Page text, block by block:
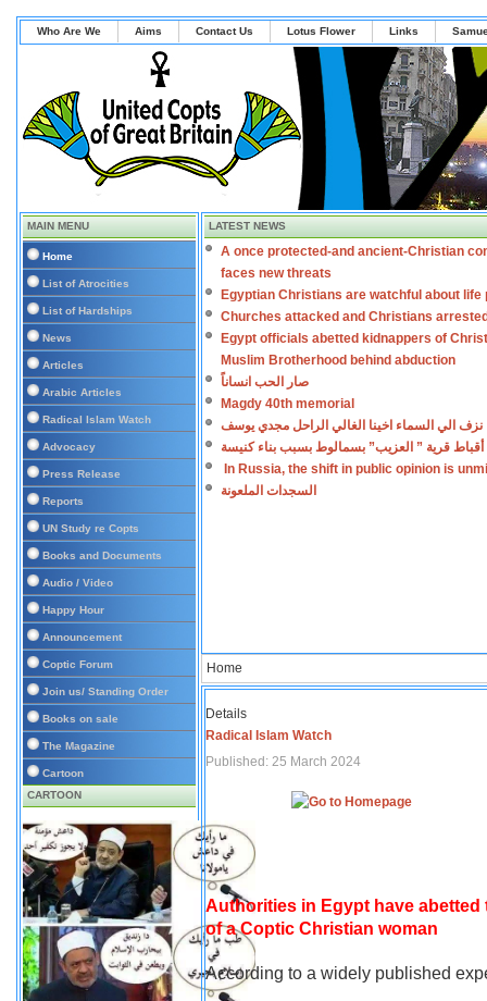
Who Are We Aims Contact Us Lotus Flower Links
MAIN MENU
Home
List of Atrocities
List of Hardships
News
Articles
Arabic Articles
Radical Islam Watch
Advocacy
Press Release
Reports
UN Study re Copts
Books and Documents
Audio / Video
Happy Hour
Announcement
Coptic Forum
Join us/ Standing Order
Books on sale
The Magazine
Cartoon
CARTOON
LATEST NEWS
A once protected-and ancient-Christian
faces new threats
Egyptian Christians are watchful about life
Churches attacked and Christians
Egypt officials abetted kidnappers of
Muslim Brotherhood behind abduction
صار الحب انساناً
Magdy 40th memorial
نزف الي السماء اخينا الغالي الراحل مجدي يوسف
أقباط قرية ” العزيب” بسمالوط بسبب بناء كنيسة
In Russia, the shift in public opinion is
السجدات الملعونة
Home
Details
Radical Islam Watch
Published: 25 March 2024
Authorities in Egypt have
of a Coptic Christian woman
According to a widely published